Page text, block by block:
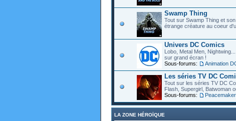
Swamp Thing
Tout sur Swamp Thing et
étrange créature au coeur
Univers DC Comics
Lobo, Metal Men,
sur grand écran !
Sous-forums:
Animation
Les séries TV DC
Tout sur les séries TV DC
Flash, Supergirl, Batwoman
Sous-forums:
Peacemaker
LA ZONE HÉROÏQUE